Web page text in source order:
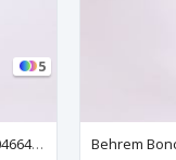
5
Behrem Boncuk İşlemeli Tunik-LYN04664 Siyah